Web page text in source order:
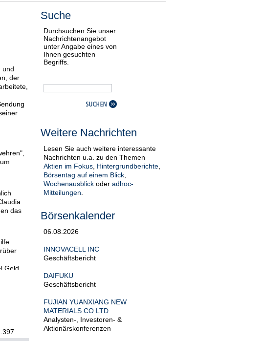
und
der
das
Geld.
1.397
Suche
Durchsuchen Sie unser
Nachrichtenangebot
unter Angabe eines von
Ihnen gesuchten
Begriffs.
Weitere Nachrichten
Lesen Sie auch weitere interessante
Nachrichten u.a. zu den Themen
Aktien im Fokus Hintergrundberichte
Börsentag auf einem Blick
Wochenausblick oder adhoc-
Mitteilungen
Börsenkalender
06.08.2026
INNOVACELL INC
Geschäftsbericht
DAIFUKU
Geschäftsbericht
FUJIAN YUANXIANG NEW
MATERIALS CO LTD
Analysten-, Investoren- &
Aktionärskonferenzen